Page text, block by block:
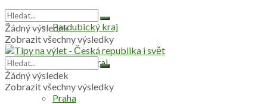
Pardubický kraj
Plzeňský kraj
Praha
Žádný výsledek
Zobrazit všechny výsledky
Žádný výsledek
Zobrazit všechny výsledky